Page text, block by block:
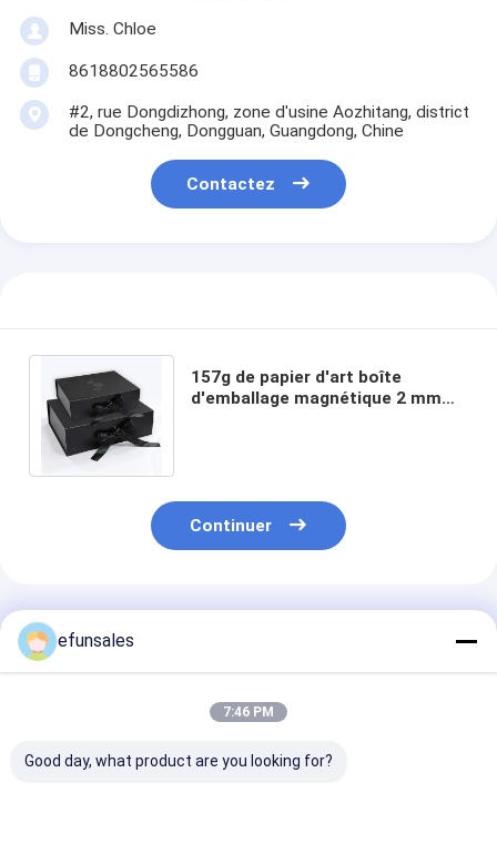
Miss. Chloe
8618802565586
#2, rue Dongdizhong, zone d'usine Aozhitang, district
de Dongcheng, Dongguan, Guangdong, Chine
Contactez
157g de papier d'art boîte
d'emballage magnétique 2 mm
Continuer
Produits Recommandés
efunsales
7:46 PM
Good day, what product are you looking for?